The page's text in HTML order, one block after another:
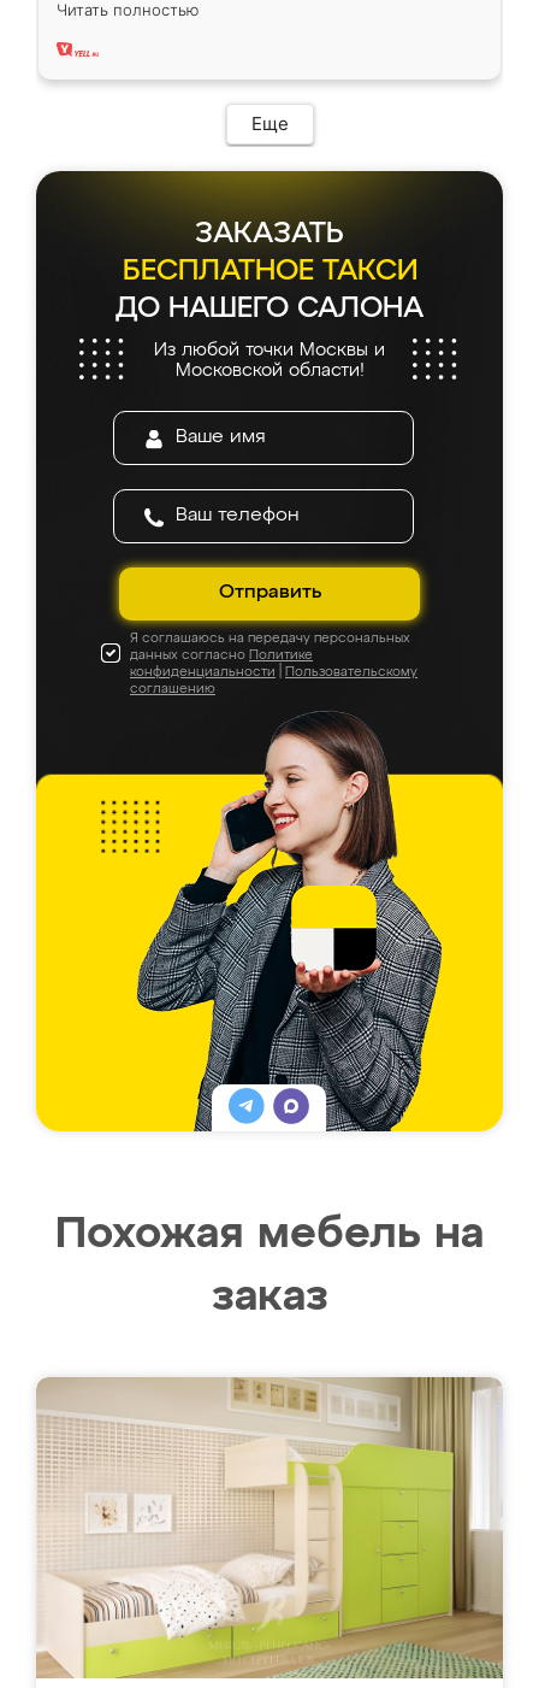
два года, нареканий нет.
Читать полностью
Еще
ЗАКАЗАТЬ
БЕСПЛАТНОЕ ТАКСИ
ДО НАШЕГО САЛОНА
Из любой точки Москвы и
Московской области!
Отправить
Я соглашаюсь на передачу персональных
данных согласно Политике
конфиденциальности
Пользовательскому
соглашению
Похожая мебель на
заказ